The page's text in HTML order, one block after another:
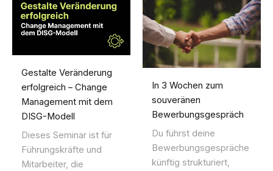
Gestalte Veränderung
erfolgreich – Change
Management mit dem
DISG-Modell
Dieses Seminar ist für
Führungskräfte und
Mitarbeiter, die
In 3 Wochen zum
souveränen
Bewerbungsgespräch
Du führst deine
Bewerbungsgespräche
künftig strukturiert,